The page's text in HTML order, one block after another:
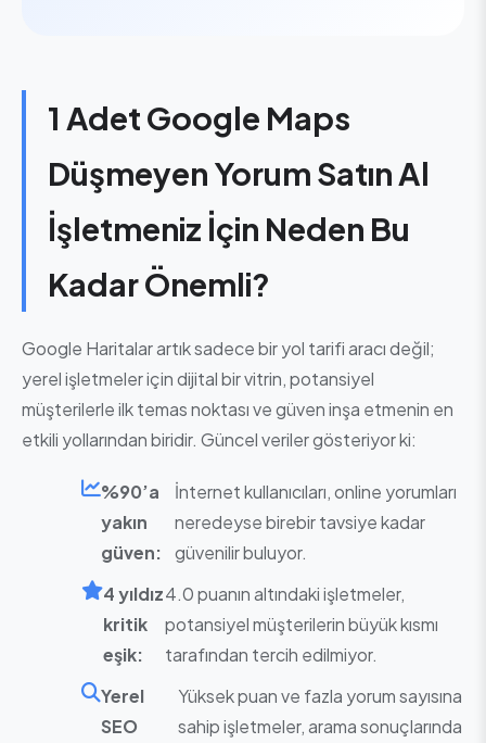
1 Adet Google Maps
Düşmeyen Yorum Satın Al
İşletmeniz İçin Neden Bu
Kadar Önemli?
Google Haritalar artık sadece bir yol tarifi aracı değil;
yerel işletmeler için dijital bir vitrin, potansiyel
müşterilerle ilk temas noktası ve güven inşa etmenin en
etkili yollarından biridir. Güncel veriler gösteriyor ki:
%90’a
yakın
güven:
İnternet kullanıcıları, online yorumları
neredeyse birebir tavsiye kadar
güvenilir buluyor.
4 yıldız
kritik
eşik:
4.0 puanın altındaki işletmeler,
potansiyel müşterilerin büyük kısmı
tarafından tercih edilmiyor.
Yerel
SEO
Yüksek puan ve fazla yorum sayısına
sahip işletmeler, arama sonuçlarında